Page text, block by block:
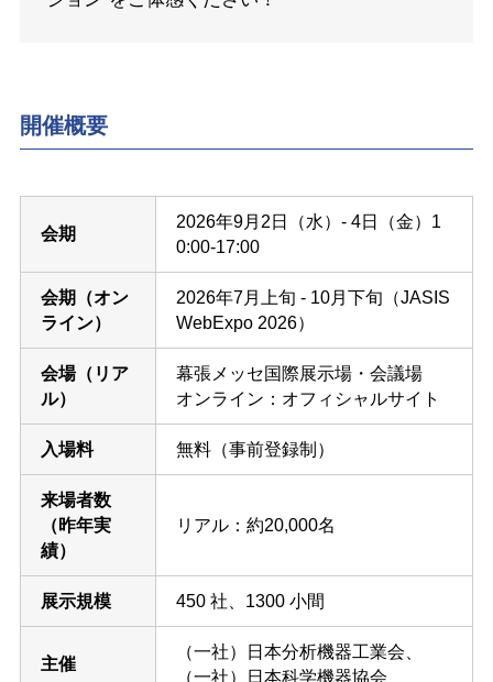
開催概要
会期
2026年9月2日（水）- 4日（金）1
0:00-17:00
会期（オン
ライン）
2026年7月上旬 - 10月下旬（JASIS
WebExpo 2026）
会場（リア
ル）
幕張メッセ国際展示場・会議場
オンライン：オフィシャルサイト
入場料 無料（事前登録制）
来場者数
（昨年実
績）
リアル：約20,000名
展示規模 450 社、1300 小間
主催
（一社）日本分析機器工業会、
（一社）日本科学機器協会